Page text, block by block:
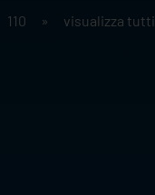
110 » visualizza tutti